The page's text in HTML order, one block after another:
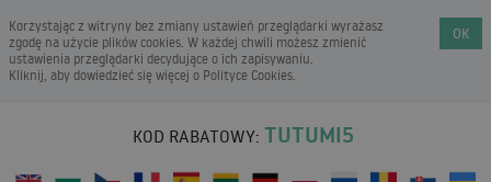
Korzystając z witryny bez zmiany ustawień przeglądarki wyrażasz
zgodę na użycie plików cookies. W każdej chwili możesz zmienić
ustawienia przeglądarki decydujące o ich zapisywaniu.
Kliknij, aby dowiedzieć się więcej o Polityce Cookies.
OK
KOD RABATOWY: TUTUMI5